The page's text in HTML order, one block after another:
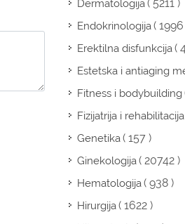
Dermatologija( 5211 )
Endokrinologija( 1996
Erektilna disfunkcija(
Estetska i antiaging
Fitness i bodybuilding
Fizijatrija i rehabilitacija
Genetika( 157 )
Ginekologija( 20742 )
Hematologija( 938 )
Hirurgija( 1622 )